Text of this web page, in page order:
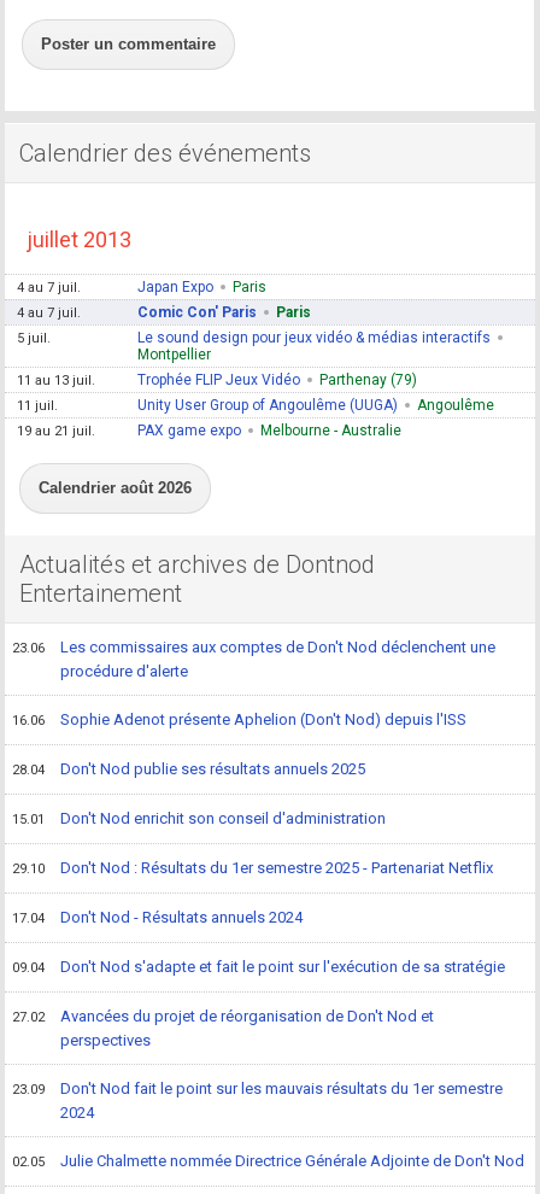
Poster un commentaire
Calendrier des événements
juillet 2013
4 au 7 juil. Japan Expo Paris
4 au 7 juil. Comic Con' Paris Paris
5 juil.
Le sound design pour jeux vidéo & médias interactifs
Montpellier
11 au 13 juil. Trophée FLIP Jeux Vidéo Parthenay (79)
11 juil. Unity User Group of Angoulême (UUGA) Angoulême
19 au 21 juil. PAX game expo Melbourne - Australie
Calendrier août 2026
Actualités et archives de Dontnod
Entertainement
23.06
Les commissaires aux comptes de Don't Nod déclenchent une
procédure d'alerte
16.06 Sophie Adenot présente Aphelion (Don't Nod) depuis l'ISS
28.04 Don't Nod publie ses résultats annuels 2025
15.01 Don't Nod enrichit son conseil d'administration
29.10 Don't Nod : Résultats du 1er semestre 2025 - Partenariat Netflix
17.04 Don't Nod - Résultats annuels 2024
09.04 Don't Nod s'adapte et fait le point sur l'exécution de sa stratégie
27.02
Avancées du projet de réorganisation de Don't Nod et
perspectives
23.09
Don't Nod fait le point sur les mauvais résultats du 1er semestre
2024
02.05 Julie Chalmette nommée Directrice Générale Adjointe de Don't Nod